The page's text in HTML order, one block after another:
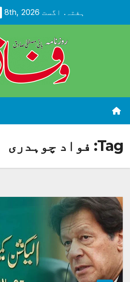
ہفتہ. اگست 8th, 2026
Tag: فواد چوہدری